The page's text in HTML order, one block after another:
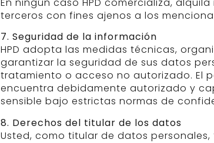
terceros con fines ajenos a los
7. Seguridad de la información
HPD adopta las medidas técnicas,
garantizar la seguridad de sus datos
tratamiento o acceso no autorizado. El
encuentra debidamente autorizado y
sensible bajo estrictas normas de
8. Derechos del titular de los datos
Usted, como titular de datos